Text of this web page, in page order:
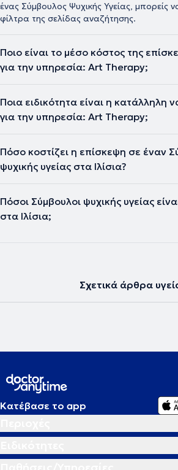
ένας Σύμβουλος Ψυχικής Υγείας, μπορείς
φίλτρα της σελίδας αναζήτησης.
Ποιο είναι το μέσο κόστος της
για την υπηρεσία: Art Therapy;
Ποια ειδικότητα είναι η κατάλληλη
για την υπηρεσία: Art Therapy;
Πόσο κοστίζει η επίσκεψη σε έναν
ψυχικής υγείας στα Ιλίσια?
Πόσοι Σύμβουλοι ψυχικής υγείας
στα Ιλίσια;
Σχετικά άρθρα
Κατέβασε το app